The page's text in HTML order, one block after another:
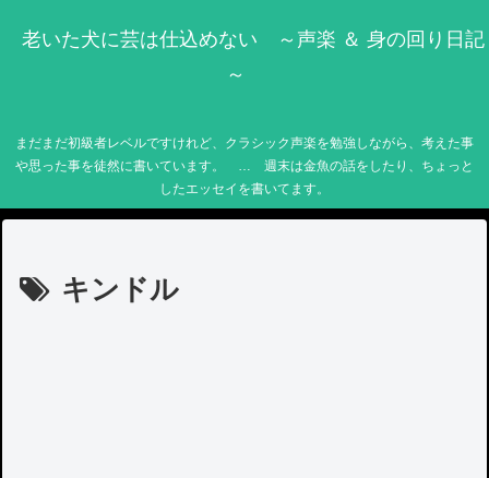
老いた犬に芸は仕込めない ～声楽 ＆ 身の回り日記
～
まだまだ初級者レベルですけれど、クラシック声楽を勉強しながら、考えた事
や思った事を徒然に書いています。 … 週末は金魚の話をしたり、ちょっと
したエッセイを書いてます。
キンドル